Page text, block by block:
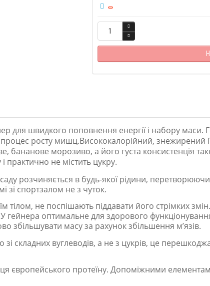
для швидкого поповнення енергії і набору маси.
процес росту мишц.Висококалорійний,
бананове морозиво, а його густа консистенція
практично не містить цукру.
розчиняється в будь-якої рідини,
зі спортзалом не з чуток.
тілом, не поспішають піддавати його стрімких
оптимальне для здорового функціонування
збільшувати масу за рахунок збільшення м’язів.
складних вуглеводів, а не з цукрів, це
європейського протеїну. Допоміжними